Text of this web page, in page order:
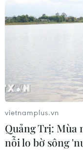
vietnamplus.vn
Quảng Trị: Mùa
nỗi lo bờ sông